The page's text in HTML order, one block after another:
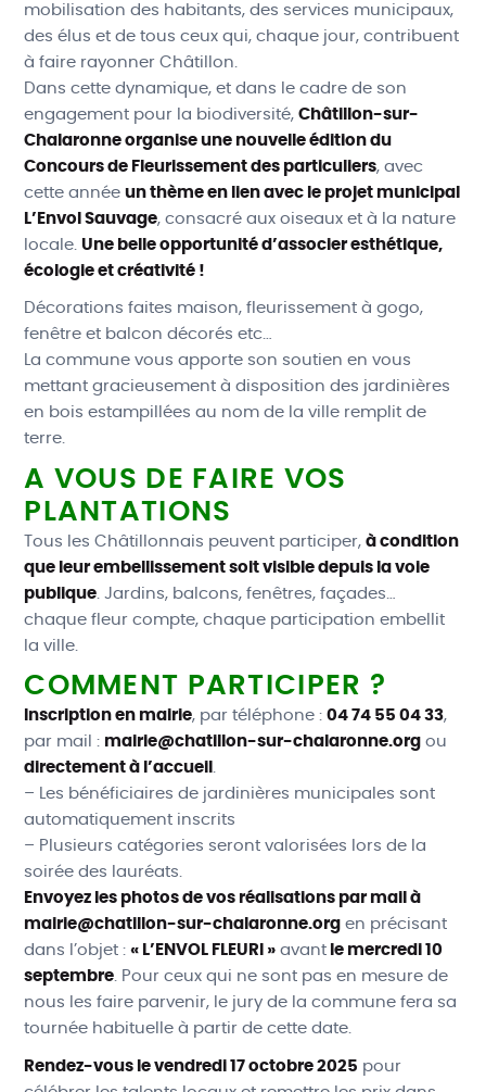
mobilisation des habitants, des services municipaux,
des élus et de tous ceux qui, chaque jour, contribuent
à faire rayonner Châtillon.
Dans cette dynamique, et dans le cadre de son
engagement pour la biodiversité,Châtillon-sur-
Chalaronne organise une nouvelle édition du
Concours de Fleurissement des particuliers, avec
cette annéeun thème en lien avec le projet municipal
L’Envol Sauvage, consacré aux oiseaux et à la nature
locale.Une belle opportunité d’associer esthétique,
écologie et créativité !
Décorations faites maison, fleurissement à gogo,
fenêtre et balcon décorés etc…
La commune vous apporte son soutien en vous
mettant gracieusement à disposition des jardinières
en bois estampillées au nom de la ville remplit de
terre.
A VOUS DE FAIRE VOS
PLANTATIONS
Tous les Châtillonnais peuvent participer,à condition
que leur embellissement soit visible depuis la voie
publique . Jardins, balcons, fenêtres, façades…
chaque fleur compte, chaque participation embellit
la ville.
COMMENT PARTICIPER ?
Inscription en mairie, par téléphone :04 74 55 04 33,
par mail : mairie@chatillon-sur-chalaronne.org ou
directement à l’accueil.
– Les bénéficiaires de jardinières municipales sont
automatiquement inscrits
– Plusieurs catégories seront valorisées lors de la
soirée des lauréats.
Envoyez les photos de vos réalisations par mail à
mairie@chatillon-sur-chalaronne.org en précisant
dans l’objet :« L’ENVOL FLEURI » avant le mercredi 10
septembre. Pour ceux qui ne sont pas en mesure de
nous les faire parvenir, le jury de la commune fera sa
tournée habituelle à partir de cette date.
Rendez-vous le vendredi 17 octobre 2025 pour